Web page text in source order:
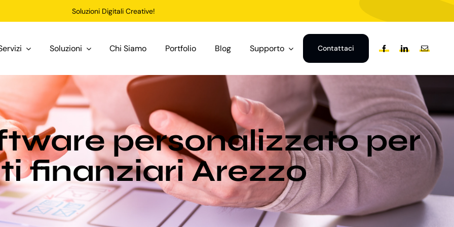
Soluzioni Digitali Creative!
Soluzioni Chi Siamo Portfolio Blog Supporto Contattaci
personalizzato per
finanziari Arezzo